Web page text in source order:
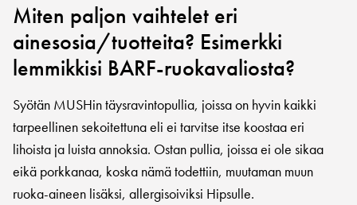
Miten paljon vaihtelet eri
ainesosia/tuotteita? Esimerkki
lemmikkisi BARF-ruokavaliosta?
Syötän MUSHin täysravintopullia, joissa on hyvin kaikki
tarpeellinen sekoitettuna eli ei tarvitse itse koostaa eri
lihoista ja luista annoksia. Ostan pullia, joissa ei ole sikaa
eikä porkkanaa, koska nämä todettiin, muutaman muun
ruoka-aineen lisäksi, allergisoiviksi Hipsulle.